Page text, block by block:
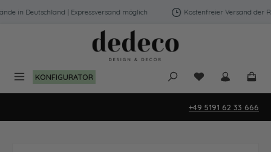
Zum Hauptinhalt springen
in Deutschland | Expressversand möglich Kostenfreier Versand der
KONFIGURATOR Du hast 0
+49 5191 62 33 666